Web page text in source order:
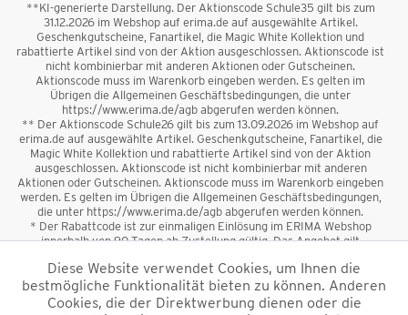
**KI-generierte Darstellung. Der Aktionscode Schule35 gilt bis zum
31.12.2026 im Webshop auf erima.de auf ausgewählte Artikel.
Geschenkgutscheine, Fanartikel, die Magic White Kollektion und
rabattierte Artikel sind von der Aktion ausgeschlossen. Aktionscode ist
nicht kombinierbar mit anderen Aktionen oder Gutscheinen.
Aktionscode muss im Warenkorb eingeben werden. Es gelten im
Übrigen die Allgemeinen Geschäftsbedingungen, die unter
https://www.erima.de/agb abgerufen werden können.
** Der Aktionscode Schule26 gilt bis zum 13.09.2026 im Webshop auf
erima.de auf ausgewählte Artikel. Geschenkgutscheine, Fanartikel, die
Magic White Kollektion und rabattierte Artikel sind von der Aktion
ausgeschlossen. Aktionscode ist nicht kombinierbar mit anderen
Aktionen oder Gutscheinen. Aktionscode muss im Warenkorb eingeben
werden. Es gelten im Übrigen die Allgemeinen Geschäftsbedingungen,
die unter https://www.erima.de/agb abgerufen werden können.
* Der Rabattcode ist zur einmaligen Einlösung im ERIMA Webshop
innerhalb von 90 Tagen ab Zustellung gültig. Das Angebot gilt
sowie Geschenkgutscheine sind vom Rabatt ausgeschlossen. Der
Rabattcode ist nicht mit anderen Aktionen oder Gutscheinen
kombinierbar. Der Mindestbestellwert beträgt 50 €
Diese Website verwendet Cookies, um Ihnen die
bestmögliche Funktionalität bieten zu können. Anderen
Cookies, die der Direktwerbung dienen oder die